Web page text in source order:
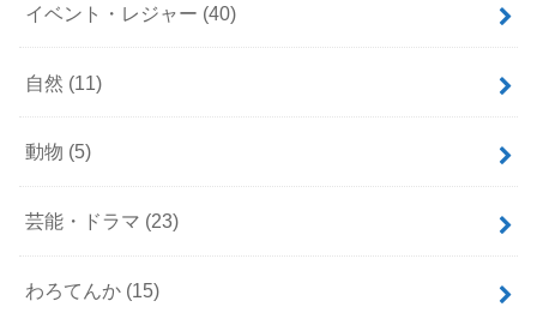
イベント・レジャー (40)
自然 (11)
動物 (5)
芸能・ドラマ (23)
わろてんか (15)